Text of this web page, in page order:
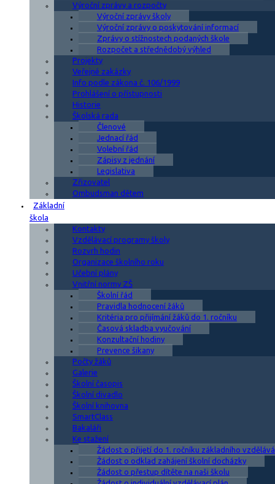
Výroční zprávy a rozpočty
Výroční zprávy školy
Výroční zprávy o poskytování informací
Zprávy o stížnostech podaných škole
Rozpočet a střednědobý výhled
Projekty
Veřejné zakázky
Info podle zákona č. 106/1999
Prohlášení o přístupnosti
Historie
Školská rada
Členové
Jednací řád
Volební řád
Zápisy z jednání
Legislativa
Zřizovatel
Ombudsman dětem
Základní
škola
Kontakty
Vzdělávací programy školy
Rozvrh hodin
Organizace školního roku
Učební plány
Vnitřní normy ZŠ
Školní řád
Pravidla hodnocení žáků
Kritéria pro přijímání žáků do 1. ročníku
Časová skladba vyučování
Konzultační hodiny
Prevence šikany
Počty žáků
Galerie
Školní časopis
Školní divadlo
Školní knihovna
SmartClass
Bakaláři
Ke stažení
Žádost o přijetí do 1. ročníku základního
Žádost o odklad zahájení školní docházky
Žádost o přestup dítěte na naši školu